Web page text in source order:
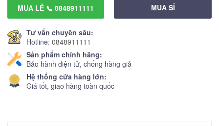
MUA LẺ 📞 0848911111 MUA SỈ
Tư vấn chuyên sâu:
Hotline: 0848911111
Sản phẩm chính hãng:
Bảo hành điện tử, chống hàng giả
Hệ thống cửa hàng lớn:
Giá tốt, giao hàng toàn quốc